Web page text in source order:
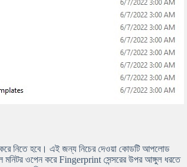
নিতে হবে। এই জন্য নিচের দেওয়া কোডটি আপলোড
মনিটর ওপেন করে Fingerprint সেন্সরের উপর আঙ্গুল ধরতে